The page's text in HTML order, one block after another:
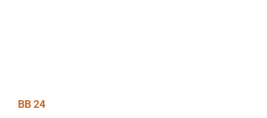
BB 24